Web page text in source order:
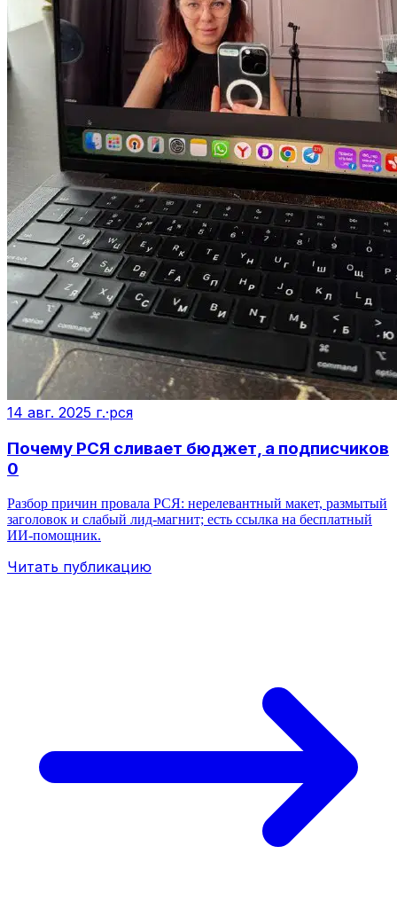
14 авг. 2025 г.·рся
Почему РСЯ сливает бюджет, а подписчиков
0
Разбор причин провала РСЯ: нерелевантный макет, размытый
заголовок и слабый лид‑магнит; есть ссылка на бесплатный
ИИ‑помощник.
Читать публикацию